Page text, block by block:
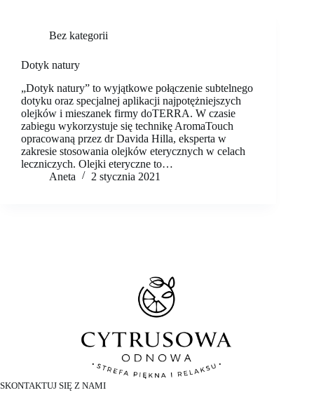
Bez kategorii
Dotyk natury
„Dotyk natury” to wyjątkowe połączenie subtelnego
dotyku oraz specjalnej aplikacji najpotężniejszych
olejków i mieszanek firmy doTERRA. W czasie
zabiegu wykorzystuje się technikę AromaTouch
opracowaną przez dr Davida Hilla, eksperta w
zakresie stosowania olejków eterycznych w celach
leczniczych. Olejki eteryczne to…
Aneta
2 stycznia 2021
SKONTAKTUJ SIĘ Z NAMI